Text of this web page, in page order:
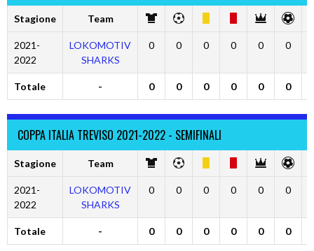
Stagione Team
2021-
2022
LOKOMOTIV
SHARKS
0 0 0 0 0 0
Totale - 0 0 0 0 0 0
COPPA ITALIA TREVISO 2021-2022 - SEMIFINALI
Stagione Team
2021-
2022
LOKOMOTIV
SHARKS
0 0 0 0 0 0
Totale - 0 0 0 0 0 0